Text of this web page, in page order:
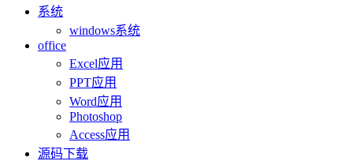
系统
windows系统
office
Excel应用
PPT应用
Word应用
Photoshop
Access应用
源码下载